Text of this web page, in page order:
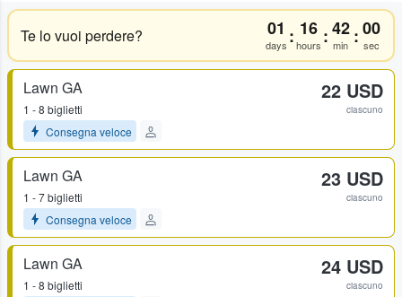
Te lo vuoi perdere? 01
days : 16
hours :42
min :00
sec
Lawn GA
1 - 8 biglietti
Consegna veloce
22 USD
ciascuno
Lawn GA
1 - 7 biglietti
Consegna veloce
23 USD
ciascuno
Lawn GA
1 - 8 biglietti
24 USD
ciascuno